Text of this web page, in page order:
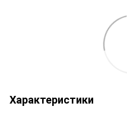
Характеристики